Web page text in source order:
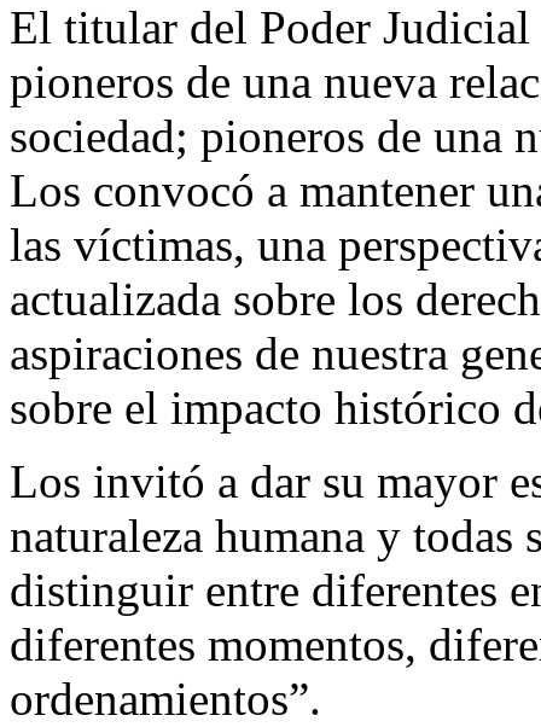
El titular del Poder
pioneros de una nueva
sociedad; pioneros de una
Los convocó a mantener
las víctimas, una
actualizada sobre los
aspiraciones de nuestra
sobre el impacto histórico
Los invitó a dar su mayor
naturaleza humana y todas
distinguir entre diferentes
diferentes momentos,
ordenamientos”.